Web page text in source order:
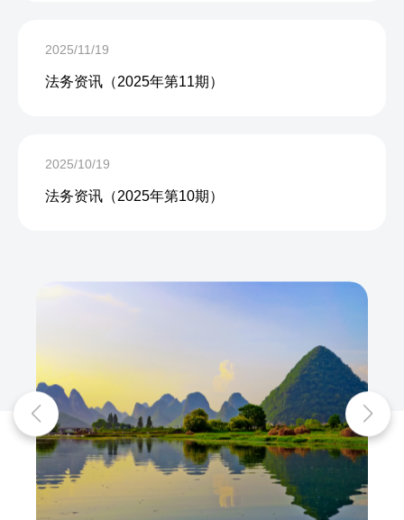
2025/11/19
法务资讯（2025年第11期）
2025/10/19
法务资讯（2025年第10期）